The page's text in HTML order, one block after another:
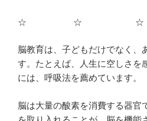
☆ ☆ ☆
脳教育は、子どもだけでなく、
す。たとえば、人生に空しさを
には、呼吸法を薦めています。
脳は大量の酸素を消費する器官